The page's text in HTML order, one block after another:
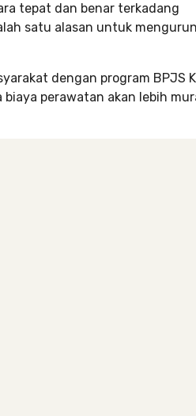
tepat dan benar terkadang
satu alasan untuk
dengan program BPJS
perawatan akan lebih